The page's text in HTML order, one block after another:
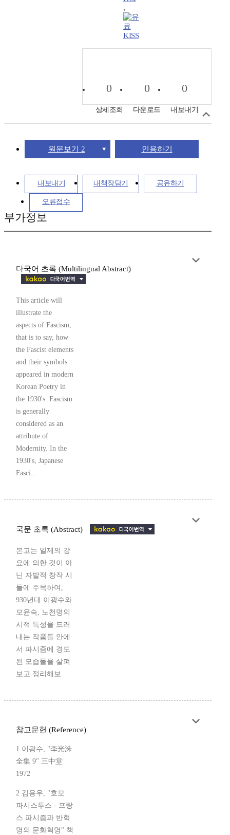
,
KISS
0
상세조회
0
다운로드
0
내보내기
원문보기 2 인용하기
내보내기 내책장담기 공유하기
오류접수
부가정보
다국어 초록 (Multilingual Abstract)
This article will
illustrate the
aspects of Fascism,
that is to say, how
the Fascist elements
and their symbols
appeared in modern
Korean Poetry in
the 1930's. Fascism
is generally
considered as an
attribute of
Modernity. In the
1930's, Japanese
Fasci...
국문 초록 (Abstract)
본고는 일제의 강
요에 의한 것이 아
닌 자발적 창작 시
들에 주목하여,
930년대 이광수와
모윤숙, 노천명의
시적 특성을 드러
내는 작품들 안에
서 파시즘에 경도
된 모습들을 살펴
보고 정리해보...
참고문헌 (Reference)
1 이광수, "李光洙
全集 9" 三中堂
1972
2 김용우, "호모
파시스투스 - 프랑
스 파시즘과 반혁
명의 문화혁명" 책